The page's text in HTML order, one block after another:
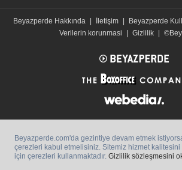
Beyazperde Hakkında İletişim Beyazperde
Verilerin korunmasi
Gizlilik
Beyazperde.com'da gezintiye devam etmek
çerezleri kabul etmelisiniz. Sitemiz hizmet kalitesini
için çerezleri kullanmaktadır. Gizlilik sözleşmesini